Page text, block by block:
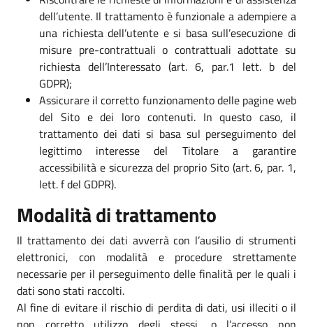
dell’utente. Il trattamento è funzionale a adempiere a
una richiesta dell’utente e si basa sull’esecuzione di
misure pre-contrattuali o contrattuali adottate su
richiesta dell’Interessato (art. 6, par.1 lett. b del
GDPR);
Assicurare il corretto funzionamento delle pagine web
del Sito e dei loro contenuti. In questo caso, il
trattamento dei dati si basa sul perseguimento del
legittimo interesse del Titolare a garantire
accessibilità e sicurezza del proprio Sito (art. 6, par. 1,
lett. f del GDPR).
Modalità di trattamento
Il trattamento dei dati avverrà con l’ausilio di strumenti
elettronici, con modalità e procedure strettamente
necessarie per il perseguimento delle finalità per le quali i
dati sono stati raccolti.
Al fine di evitare il rischio di perdita di dati, usi illeciti o il